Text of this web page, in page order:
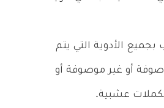
الأدوية التي يتم
أو غير موصوفة أو
عشبية.